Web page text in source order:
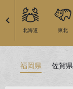
北海道 東北
福岡県 佐賀県